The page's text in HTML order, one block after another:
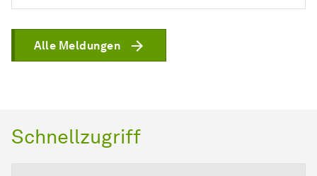
Alle Meldungen
Schnellzugriff